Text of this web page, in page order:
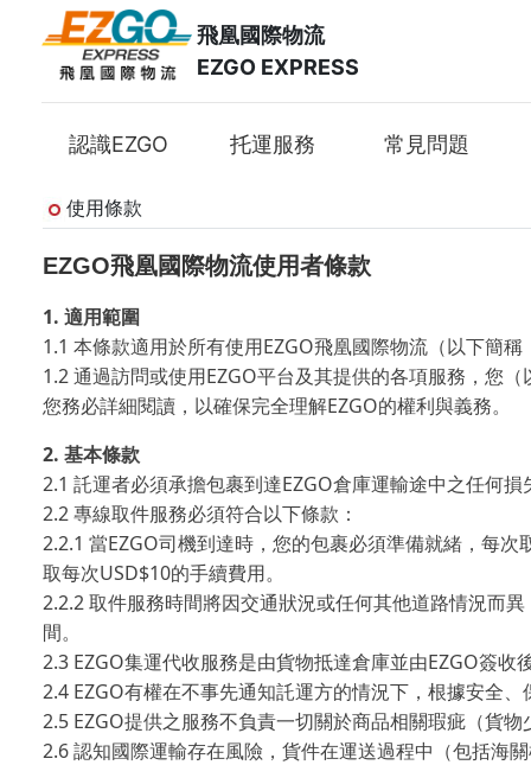
飛凰國際物流
EZGO EXPRESS
認識EZGO 托運服務 常見問題
使用條款
EZGO飛凰國際物流使用者條款
1. 適用範圍
1.1 本條款適用於所有使用 EZGO飛凰國際物流（以下簡稱
1.2 通過訪問或使用 EZGO平台及其提供的各項服務，您
您務必詳細閱讀，以確保完全理解EZGO的權利與義務。
2. 基本條款
2.1 託運者必須承擔包裹到達EZGO倉庫運輸途中之任何損
2.2 專線取件服務必須符合以下條款：
2.2.1 當EZGO司機到達時，您的包裹必須準備就緒，每次
取每次USD$10的手續費用。
2.2.2 取件服務時間將因交通狀況或任何其他道路情況而異
間。
2.3 EZGO集運代收服務是由貨物抵達倉庫並由EZGO簽收
2.4 EZGO有權在不事先通知託運方的情況下，根據安全
2.5 EZGO提供之服務不負責一切關於商品相關瑕疵（貨
2.6 認知國際運輸存在風險，貨件在運送過程中（包括海